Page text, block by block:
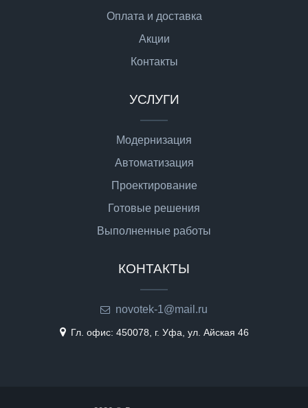
Оплата и доставка
Акции
Контакты
УСЛУГИ
Модернизация
Автоматизация
Проектирование
Готовые решения
Выполненные работы
КОНТАКТЫ
novotek-1@mail.ru
Гл. офис: 450078, г. Уфа, ул. Айская 46